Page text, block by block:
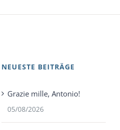
NEUESTE BEITRÄGE
Grazie mille, Antonio!
05/08/2026